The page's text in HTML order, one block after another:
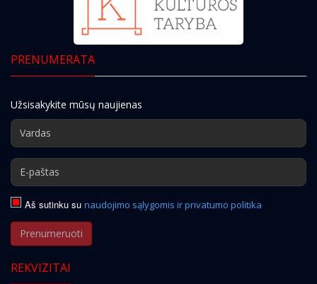
PRENUMERATA
Užsisakykite mūsų naujienas
Aš sutinku su naudojimo sąlygomis ir privatumo politika
Prenumeruoti
REKVIZITAI